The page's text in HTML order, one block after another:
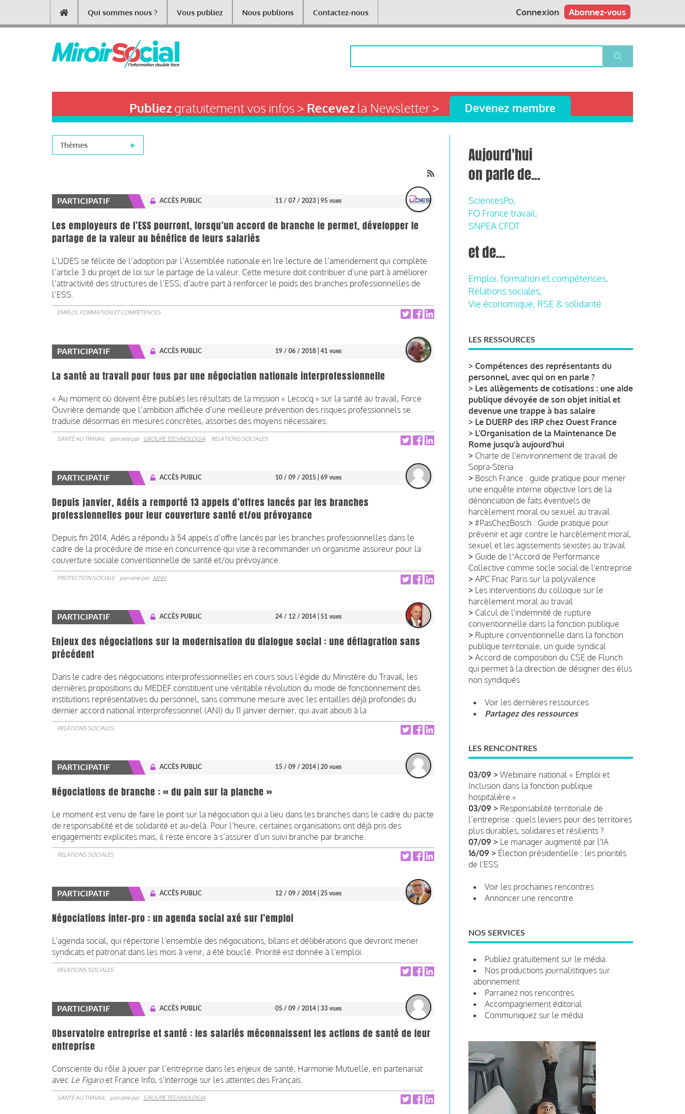
contenu
Main
navigation
Qui sommes nous ? Vous publiez Nous publions Contactez-nous Abonnez-vous
Connexion
Publiezgratuitement vos infos > Recevezla Newsletter > Devenez membre
Thèmes
PARTICIPATIF ACCÈS PUBLIC 11 / 07 / 2023 | 95 vues
Les employeurs de l’ESS pourront, lorsqu’un accord de branche le permet, développer le
partage de la valeur au bénéfice de leurs salariés
L’UDES se félicite de l’adoption par l’Assemblée nationale en 1re lecture de l’amendement qui complète
l’article 3 du projet de loi sur le partage de la valeur. Cette mesure doit contribuer d’une part à améliorer
l’attractivité des structures de l’ESS, d’autre part à renforcer le poids des branches professionnelles de
l’ESS.
EMPLOI, FORMATION ET COMPÉTENCES
PARTICIPATIF ACCÈS PUBLIC 19 / 06 / 2018 | 41 vues
La santé au travail pour tous par une négociation nationale interprofessionnelle
« Au moment où doivent être publiés les résultats de la mission « Lecocq » sur la santé au travail, Force
Ouvrière demande que l’ambition affichée d’une meilleure prévention des risques professionnels se
traduise désormais en mesures concrètes, assorties des moyens nécessaires.
SANTÉ AU TRAVAIL parrainé par GROUPE TECHNOLOGIA RELATIONS SOCIALES
PARTICIPATIF ACCÈS PUBLIC 10 / 09 / 2015 | 69 vues
Depuis janvier, Adéis a remporté 13 appels d’offres lancés par les branches
professionnelles pour leur couverture santé et/ou prévoyance
Depuis fin 2014, Adéis a répondu à 54 appels d’offre lancés par les branches professionnelles dans le
cadre de la procédure de mise en concurrence qui vise à recommander un organisme assureur pour la
couverture sociale conventionnelle de santé et/ou prévoyance.
PROTECTION SOCIALE parrainé par MNH
PARTICIPATIF ACCÈS PUBLIC 24 / 12 / 2014 | 51 vues
Enjeux des négociations sur la modernisation du dialogue social : une déflagration sans
précédent
Dans le cadre des négociations interprofessionnelles en cours sous l’égide du Ministère du Travail, les
dernières propositions du MEDEF constituent une véritable révolution du mode de fonctionnement des
institutions représentatives du personnel, sans commune mesure avec les entailles déjà profondes du
dernier accord national interprofessionnel (ANI) du 11 janvier dernier, qui avait abouti à la
RELATIONS SOCIALES
PARTICIPATIF ACCÈS PUBLIC 15 / 09 / 2014 | 20 vues
Négociations de branche : « du pain sur la planche »
Le moment est venu de faire le point sur la négociation qui a lieu dans les branches dans le cadre du pacte
de responsabilité et de solidarité et au-delà. Pour l’heure, certaines organisations ont déjà pris des
engagements explicites mais, il reste encore à s’assurer d’un suivi branche par branche.
RELATIONS SOCIALES
PARTICIPATIF ACCÈS PUBLIC 12 / 09 / 2014 | 25 vues
Négociations inter-pro : un agenda social axé sur l’emploi
L’agenda social, qui répertorie l’ensemble des négociations, bilans et délibérations que devront mener
syndicats et patronat dans les mois à venir, a été bouclé. Priorité est donnée à l’emploi.
RELATIONS SOCIALES
PARTICIPATIF ACCÈS PUBLIC 05 / 09 / 2014 | 33 vues
Observatoire entreprise et santé : les salariés méconnaissent les actions de santé de leur
entreprise
Consciente du rôle à jouer par l’entreprise dans les enjeux de santé, Harmonie Mutuelle, en partenariat
avec Le Figaroet France Info, s’interroge sur les attentes des Français.
SANTÉ AU TRAVAIL parrainé par GROUPE TECHNOLOGIA
Aujourd'hui
on parle de...
SciencesPo,
FO France travail,
SNPEA CFDT
et de...
Emploi, formation et compétences,
Relations sociales,
Vie économique, RSE & solidarité
LES RESSOURCES
> Compétences des représentants du
personnel, avec qui on en parle ?
> Les allègements de cotisations : une aide
publique dévoyée de son objet initial et
devenue une trappe à bas salaire
> Le DUERP des IRP chez Ouest France
> L’Organisation de la Maintenance De
Rome jusqu’à aujourd’hui
> Charte de l'environnement de travail de
Sopra-Steria
> Bosch France : guide pratique pour mener
une enquête interne objective lors de la
dénonciation de faits éventuels de
harcèlement moral ou sexuel au travail
> #PasChezBosch : Guide pratique pour
prévenir et agir contre le harcèlement moral,
sexuel et les agissements sexistes au travail
> Guide de lʼAccord de Performance
Collective comme socle social de l'entreprise
> APC Fnac Paris sur la polyvalence
> Les interventions du colloque sur le
harcèlement moral au travail
> Calcul de l'indemnité de rupture
conventionnelle dans la fonction publique
> Rupture conventionnelle dans la fonction
publique territoriale, un guide syndical
> Accord de composition du CSE de Flunch
qui permet à la direction de désigner des élus
non syndiqués
Voir les dernières ressources
Partagez des ressources
LES RENCONTRES
03/09 > Webinaire national « Emploi et
Inclusion dans la fonction publique
hospitalière »
03/09 > Responsabilité territoriale de
l’entreprise : quels leviers pour des territoires
plus durables, solidaires et résilients ?
07/09 > Le manager augmenté par l'IA
16/09 > Élection présidentielle : les priorités
de l'ESS
Voir les prochaines rencontres
Annoncer une rencontre
NOS SERVICES
Publiez gratuitement sur le média
Nos productions journalistiques sur
abonnement
Parrainez nos rencontres
Accompagnement éditorial
Communiquez sur le média